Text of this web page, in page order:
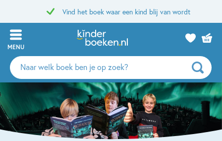
Vind het boek waar een kind blij van wordt
MENU
Zoeken
naar
en
uitgevers